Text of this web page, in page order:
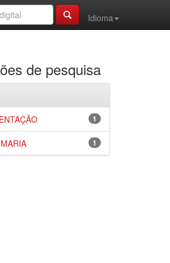
Idioma
de pesquisa
1
1